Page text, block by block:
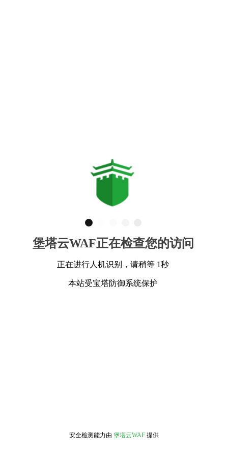
堡塔云WAF正在检查您的访问
正在进行人机识别，请稍等 1秒
本站受宝塔防御系统保护
安全检测能力由 堡塔云WAF 提供